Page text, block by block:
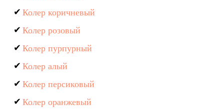
Колер коричневый
Колер розовый
Колер пурпурный
Колер алый
Колер персиковый
Колер оранжевый